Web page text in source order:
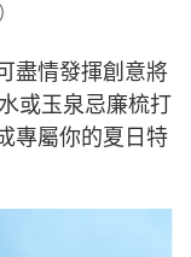
盡情發揮創意將
或玉泉忌廉梳打
專屬你的夏日特